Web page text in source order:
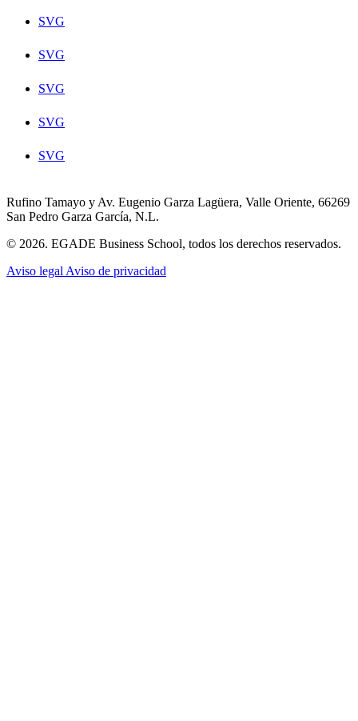
SVG
SVG
SVG
SVG
SVG
Rufino Tamayo y Av. Eugenio Garza Lagüera, Valle Oriente, 66269
San Pedro Garza García, N.L.
© 2026. EGADE Business School, todos los derechos reservados.
Aviso legal Aviso de privacidad